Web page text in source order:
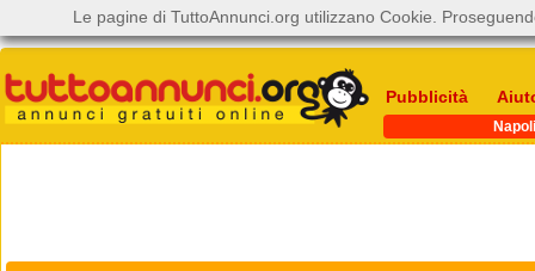
Pubblicità
Napoli
Le pagine di TuttoAnnunci.org utilizzano Cookie.